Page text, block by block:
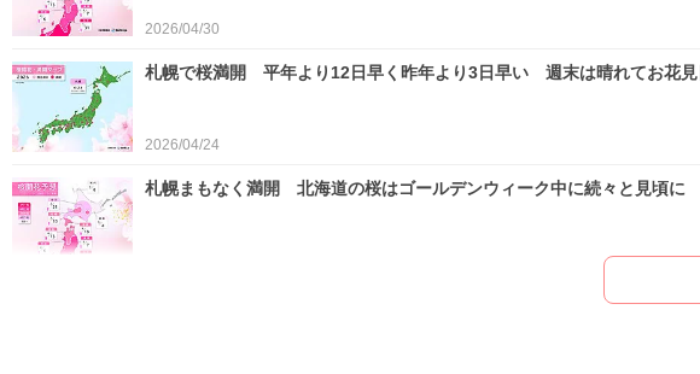
2026/04/30
札幌で桜満開 平年より12日早く昨年より3日早い 週末は晴れてお花見
2026/04/24
札幌まもなく満開 北海道の桜はゴールデンウィーク中に続々と見頃に
ゴールデンウィークは晴れと雨が交互 晴れると汗ばむ陽気で早めに暑